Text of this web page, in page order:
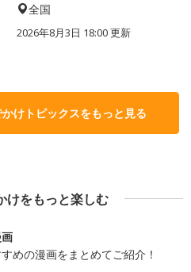
全国
2026年8月3日 18:00更新
けトピックスをもっと見る
けをもっと楽しむ
めの漫画をまとめてご紹介！